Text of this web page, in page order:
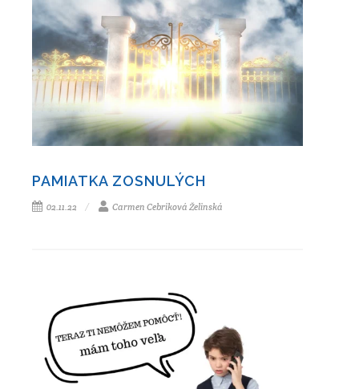
PAMIATKA ZOSNULÝCH
02.11.22 Carmen Cebriková Želinská